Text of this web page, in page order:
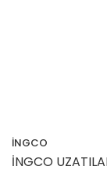
İNGCO
İNGCO